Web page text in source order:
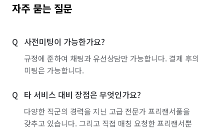
자주 묻는 질문
사전미팅이 가능한가요?
규정에 준하여 채팅과 유선상담만 가능합니다. 결제 후의
미팅은 가능합니다.
타 서비스 대비 장점은 무엇인가요?
다양한 직군의 경력을 지닌 고급 전문가 프리랜서풀을
갖추고 있습니다. 그리고 직접 매칭 요청한 프리랜서뿐